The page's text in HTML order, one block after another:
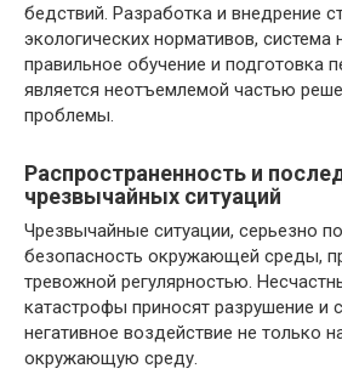
бедствий. Разработка и внедрение
экологических нормативов, система
правильное обучение и подготовка
является неотъемлемой частью
проблемы.
Распространенность и
чрезвычайных ситуаций
Чрезвычайные ситуации, серьезно
безопасность окружающей среды,
тревожной регулярностью.
катастрофы приносят разрушение и
негативное воздействие не только
окружающую среду.